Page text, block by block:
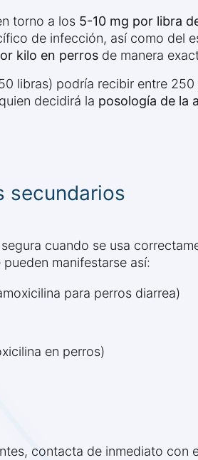
torno a los 5-10 mg por libra
de infección, así como del
kilo en perros de manera
libras) podría recibir entre
decidirá la posología de la
secundarios
cuando se usa
pueden manifestarse así:
para perros diarrea)
en perros)
contacta de inmediato con